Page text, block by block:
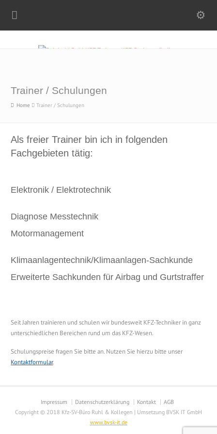
Trainer / Schulungen
Home Trainer / Schulungen
Als freier Trainer bin ich in folgenden
Fachgebieten tätig:
Elektronik / Elektrotechnik
Diagnose Messtechnik
Motormanagement
Klimaanlagentechnik/Klimaanlagen-Sachkunde
Erweiterte Sachkunden für Airbag und Gurtstraffer
Seit Jahren trainieren und schulen wir bundesweit KFZ-Techniker in ganz
unterschiedlichen Bereichen rund um das KFZ-Wesen.
Schulungspreise fragen Sie bitte an. Nutzen Sie hierzu bitte unser
Kontaktformular.
Impressum Datenschutzerklärung Kontakt
AGB
Copyright © 2018 Kfz-SV-Büro Ruhl & Kollegen | Umsetzung BVSK IT GmbH
www.bvsk-it.de